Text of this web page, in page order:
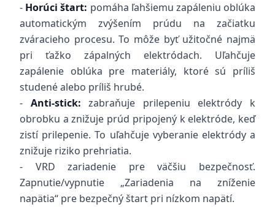
- Horúci štart: pomáha ľahšiemu zapáleniu oblúka
automatickým zvýšením prúdu na začiatku
zváracieho procesu. To môže byť užitočné najmä
pri ťažko zápalných elektródach. Uľahčuje
zapálenie oblúka pre materiály, ktoré sú príliš
studené alebo príliš hrubé.
- Anti-stick: zabraňuje prilepeniu elektródy k
obrobku a znižuje prúd pripojený k elektróde, keď
zistí prilepenie. To uľahčuje vyberanie elektródy a
znižuje riziko prehriatia.
- VRD zariadenie pre väčšiu bezpečnosť.
Zapnutie/vypnutie „Zariadenia na zníženie
napätia“ pre bezpečný štart pri nízkom napätí.